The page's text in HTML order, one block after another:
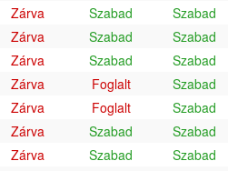
Zárva Szabad
Szabad
Zárva Szabad
Szabad
Zárva Szabad
Szabad
Zárva Foglalt
Szabad
Zárva Foglalt
Szabad
Zárva Szabad
Szabad
Zárva Szabad
Szabad